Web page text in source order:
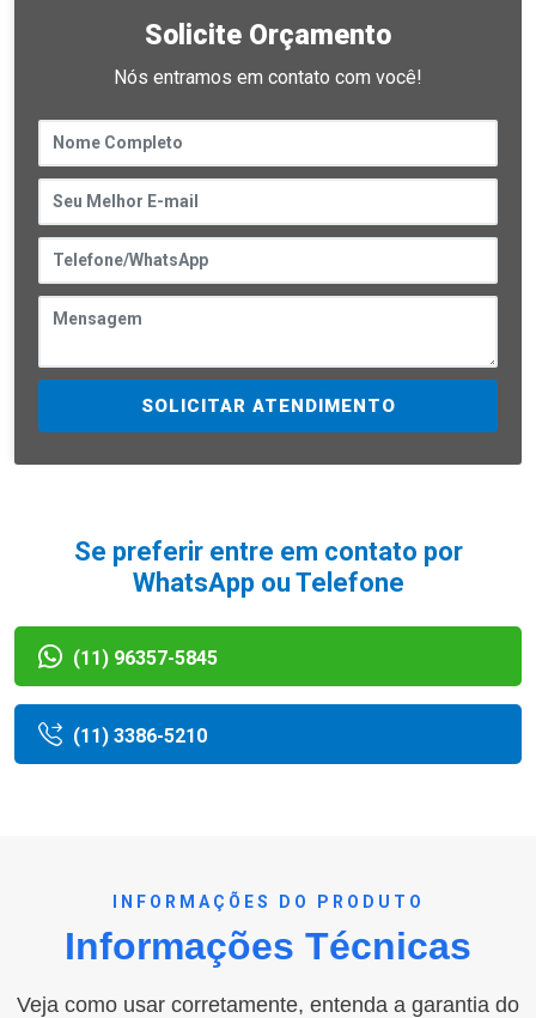
Solicite Orçamento
Nós entramos em contato com você!
SOLICITAR ATENDIMENTO
Se preferir entre em contato por
WhatsApp ou Telefone
(11) 96357-5845
(11) 3386-5210
INFORMAÇÕES DO PRODUTO
Informações Técnicas
Veja como usar corretamente, entenda a garantia do